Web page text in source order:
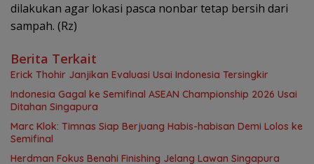
dilakukan agar lokasi pasca nonbar tetap bersih dari
sampah. (Rz)
Berita Terkait
Erick Thohir Janjikan Evaluasi Usai Indonesia Tersingkir
Indonesia Gagal ke Semifinal ASEAN Championship 2026 Usai
Ditahan Singapura
Marc Klok: Timnas Siap Berjuang Habis-habisan Demi Lolos ke
Semifinal
Herdman Fokus Benahi Finishing Jelang Lawan Singapura